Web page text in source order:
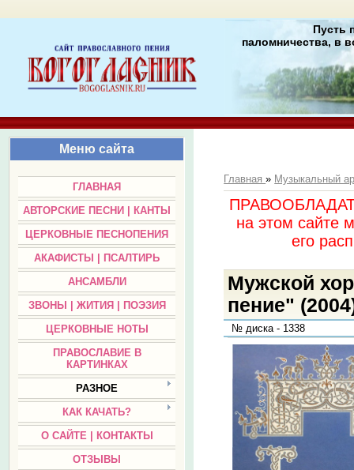
Пусть
паломничества, в
Меню сайта
ГЛАВНАЯ
АВТОРСКИЕ ПЕСНИ | КАНТЫ
ЦЕРКОВНЫЕ ПЕСНОПЕНИЯ
АКАФИСТЫ | ПСАЛТИРЬ
АНСАМБЛИ
ЗВОНЫ | ЖИТИЯ | ПОЭЗИЯ
ЦЕРКОВНЫЕ НОТЫ
ПРАВОСЛАВИЕ В
КАРТИНКАХ
РАЗНОЕ
КАК КАЧАТЬ?
О САЙТЕ | КОНТАКТЫ
ОТЗЫВЫ
Главная» Музыкальный
на этом сайте
его
Мужской
пение"
№ диска - 1338